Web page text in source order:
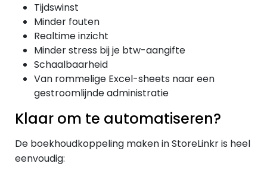
Tijdswinst
Minder fouten
Realtime inzicht
Minder stress bij je btw-aangifte
Schaalbaarheid
Van rommelige Excel-sheets naar een
gestroomlijnde administratie
Klaar om te automatiseren?
De boekhoudkoppeling maken in StoreLinkr is heel
eenvoudig: